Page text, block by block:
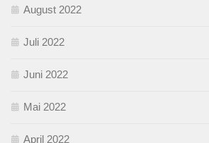
August 2022
Juli 2022
Juni 2022
Mai 2022
April 2022